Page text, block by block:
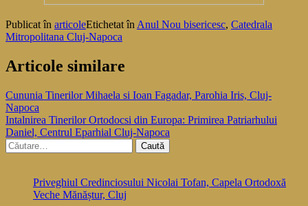
Publicat în articoleEtichetat în Anul Nou bisericesc, Catedrala
Mitropolitana Cluj-Napoca
Articole similare
Navigare
în
articole
Cununia Tinerilor Mihaela si Ioan Fagadar, Parohia Iris, Cluj-
Napoca
Intalnirea Tinerilor Ortodocsi din Europa: Primirea Patriarhului
Daniel, Centrul Eparhial Cluj-Napoca
Caută
după:
Priveghiul Credinciosului Nicolai Tofan, Capela Ortodoxă
Veche Mănăștur, Cluj